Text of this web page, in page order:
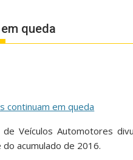
queda
de Veículos Automotores
acumulado de 2016.